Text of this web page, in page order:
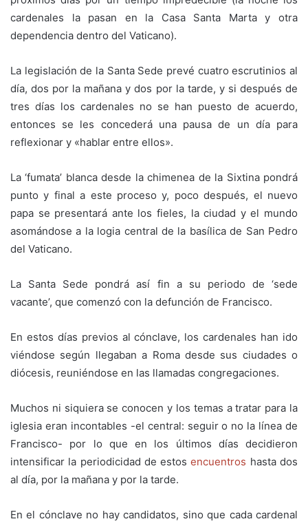
cardenales la pasan en la Casa Santa Marta y otra
dependencia dentro del Vaticano).
La legislación de la Santa Sede prevé cuatro escrutinios al
día, dos por la mañana y dos por la tarde, y si después de
tres días los cardenales no se han puesto de acuerdo,
entonces se les concederá una pausa de un día para
reflexionar y «hablar entre ellos».
La ‘fumata’ blanca desde la chimenea de la Sixtina pondrá
punto y final a este proceso y, poco después, el nuevo
papa se presentará ante los fieles, la ciudad y el mundo
asomándose a la logia central de la basílica de San Pedro
del Vaticano.
La Santa Sede pondrá así fin a su periodo de ‘sede
vacante’, que comenzó con la defunción de Francisco.
En estos días previos al cónclave, los cardenales han ido
viéndose según llegaban a Roma desde sus ciudades o
diócesis, reuniéndose en las llamadas congregaciones.
Muchos ni siquiera se conocen y los temas a tratar para la
iglesia eran incontables -el central: seguir o no la línea de
Francisco- por lo que en los últimos días decidieron
intensificar la periodicidad de estosencuentros hasta dos
al día, por la mañana y por la tarde.
En el cónclave no hay candidatos, sino que cada cardenal